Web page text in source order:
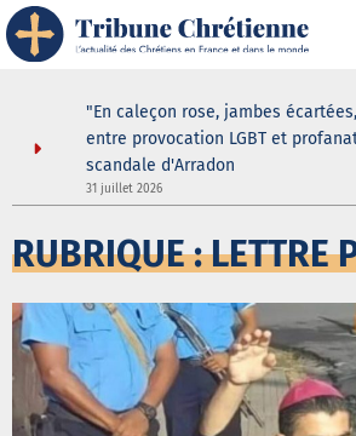
douche
"En caleçon rose, jambes
entre provocation LGBT et
scandale d'Arradon
31 juillet 2026
RUBRIQUE : LETTRE